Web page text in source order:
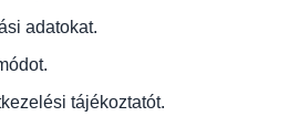
adatokat.
tájékoztatót.